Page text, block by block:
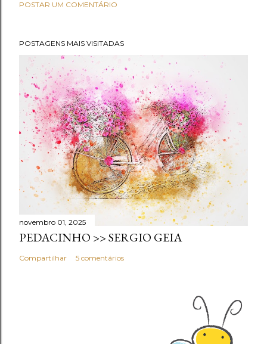
POSTAR UM COMENTÁRIO
POSTAGENS MAIS VISITADAS
novembro 01, 2025
PEDACINHO >> SERGIO GEIA
Compartilhar 5 comentários